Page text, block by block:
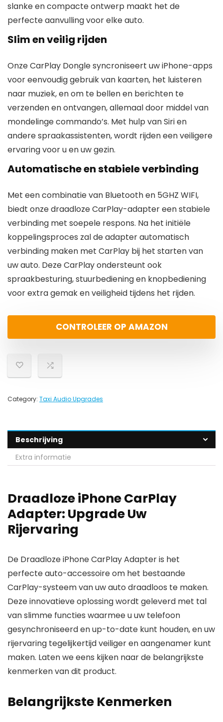
slanke en compacte ontwerp maakt het de
perfecte aanvulling voor elke auto.
Slim en veilig rijden
Onze CarPlay Dongle syncroniseert uw iPhone-apps
voor eenvoudig gebruik van kaarten, het luisteren
naar muziek, en om te bellen en berichten te
verzenden en ontvangen, allemaal door middel van
mondelinge commando’s. Met hulp van Siri en
andere spraakassistenten, wordt rijden een veiligere
ervaring voor u en uw gezin.
Automatische en stabiele verbinding
Met een combinatie van Bluetooth en 5GHZ WIFI,
biedt onze draadloze CarPlay-adapter een stabiele
verbinding met soepele respons. Na het initiële
koppelingsproces zal de adapter automatisch
verbinding maken met CarPlay bij het starten van
uw auto. Deze CarPlay ondersteunt ook
spraakbesturing, stuurbediening en knopbediening
voor extra gemak en veiligheid tijdens het rijden.
CONTROLEER OP AMAZON
Category: Taxi Audio Upgrades
Beschrijving
Extra informatie
Draadloze iPhone CarPlay
Adapter: Upgrade Uw
Rijervaring
De Draadloze iPhone CarPlay Adapter is het
perfecte auto-accessoire om het bestaande
CarPlay-systeem van uw auto draadloos te maken.
Deze innovatieve oplossing wordt geleverd met tal
van slimme functies waarmee u uw telefoon
gesynchroniseerd en up-to-date kunt houden, en uw
rijervaring tegelijkertijd veiliger en aangenamer kunt
maken. Laten we eens kijken naar de belangrijkste
kenmerken van dit product.
Belangrijkste Kenmerken